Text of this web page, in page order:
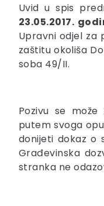
Uvid u spis
23.05.2017.
Upravni odjel za
zaštitu okoliša
soba 49/II.
Pozivu se
putem svoga
donijeti dokaz o
Građevinska
stranka ne